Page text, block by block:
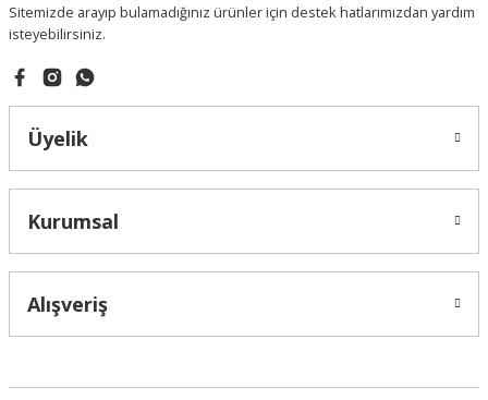
Sitemizde arayıp bulamadığınız ürünler için destek hatlarımızdan yardım
isteyebilirsiniz.
Üyelik
Kurumsal
Alışveriş